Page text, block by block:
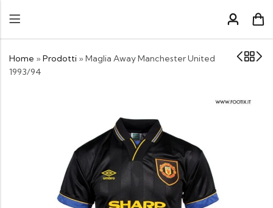
Home » Prodotti » Maglia Away Manchester United
1993/94